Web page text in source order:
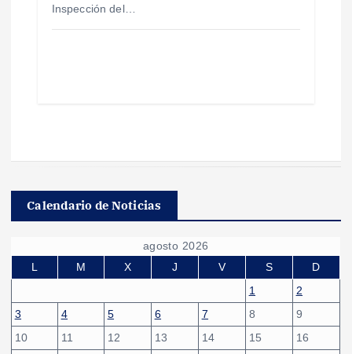
Inspección del…
Calendario de Noticias
agosto 2026
L
M X J V S
D
1
2
3
4 5 6 7 8
9
10
11 12 13 14 15
16